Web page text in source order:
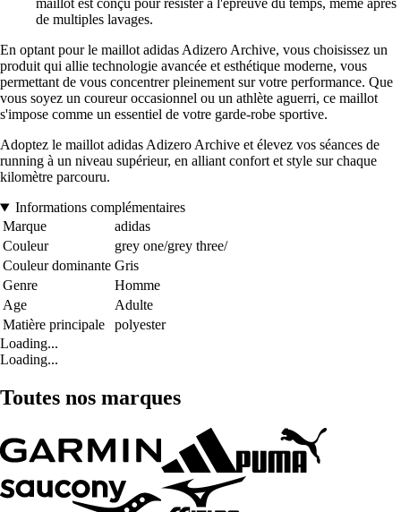
maillot est conçu pour résister à l'épreuve du temps, même après
de multiples lavages.
En optant pour le maillot adidas Adizero Archive, vous choisissez un
produit qui allie technologie avancée et esthétique moderne, vous
permettant de vous concentrer pleinement sur votre performance. Que
vous soyez un coureur occasionnel ou un athlète aguerri, ce maillot
s'impose comme un essentiel de votre garde-robe sportive.
Adoptez le maillot adidas Adizero Archive et élevez vos séances de
running à un niveau supérieur, en alliant confort et style sur chaque
kilomètre parcouru.
Informations complémentaires
Marque
adidas
Couleur
grey one/grey three/
Couleur dominante Gris
Genre
Homme
Age
Adulte
Matière principale
polyester
Loading...
Loading...
Toutes nos marques